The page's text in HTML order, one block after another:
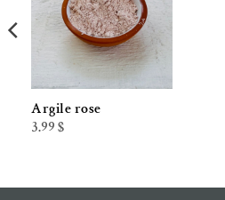
Argile rose
3.99 $